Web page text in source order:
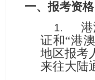
一、报考资格
1.
证和“港
地区报考
来往大陆